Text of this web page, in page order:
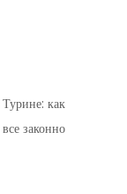
как
законно